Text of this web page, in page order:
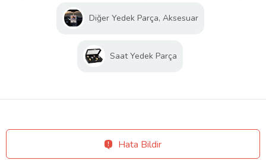
Diğer Yedek Parça, Aksesuar
Saat Yedek Parça
Hata Bildir